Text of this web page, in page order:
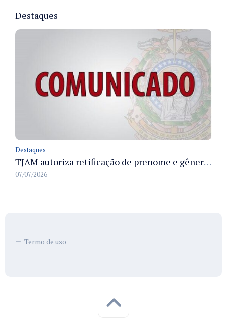
Destaques
Destaques
TJAM autoriza retificação de prenome e gênero em registros civis na Comarca de Benjamin Constant
07/07/2026
Termo de uso